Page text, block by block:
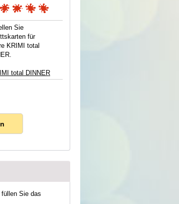
Sie
für
KRIMI total
total DINNER
Sie das